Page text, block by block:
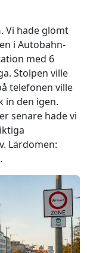
. Vi hade glömt
i Autobahn-
med 6
Stolpen ville
telefonen ville
in den igen.
senare hade vi
Lärdomen: